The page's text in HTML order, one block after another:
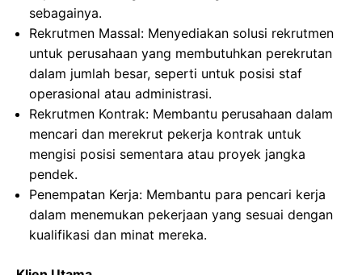
sebagainya.
Rekrutmen Massal: Menyediakan solusi rekrutmen
untuk perusahaan yang membutuhkan perekrutan
dalam jumlah besar, seperti untuk posisi staf
operasional atau administrasi.
Rekrutmen Kontrak: Membantu perusahaan dalam
mencari dan merekrut pekerja kontrak untuk
mengisi posisi sementara atau proyek jangka
pendek.
Penempatan Kerja: Membantu para pencari kerja
dalam menemukan pekerjaan yang sesuai dengan
kualifikasi dan minat mereka.